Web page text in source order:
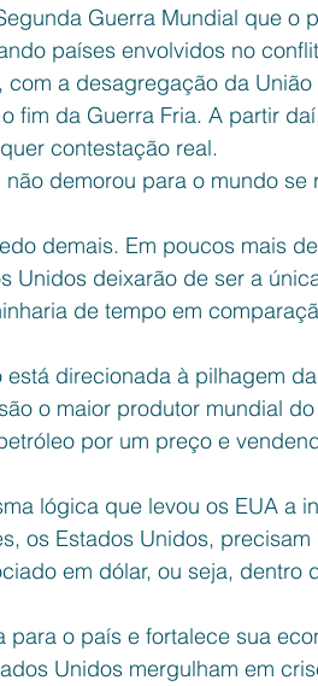
Guerra Mundial que o
países envolvidos no
a desagregação da União
fim da Guerra Fria. A partir
contestação real.
demorou para o mundo se
demais. Em poucos mais
Unidos deixarão de ser a
de tempo em
direcionada à pilhagem
o maior produtor mundial
por um preço e
lógica que levou os EUA a
os Estados Unidos,
em dólar, ou seja, dentro
o país e fortalece sua
Unidos mergulham em